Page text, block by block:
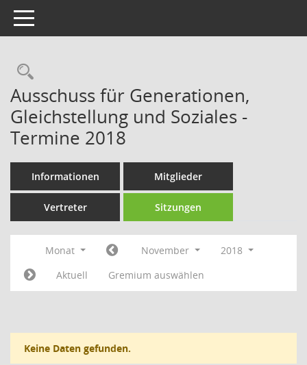
Toggle navigation
Rechercheauswahl
Ausschuss für Generationen,
Gleichstellung und Soziales -
Termine 2018
Informationen Mitglieder
Vertreter Sitzungen
Monat November
2018
Aktuell
Gremium auswählen
Keine Daten gefunden.